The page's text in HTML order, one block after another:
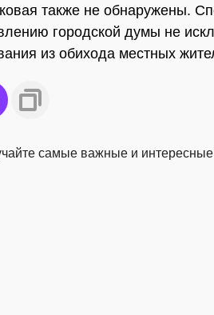
также не обнаружены.
городской думы не
из обихода местных
самые важные и интересные